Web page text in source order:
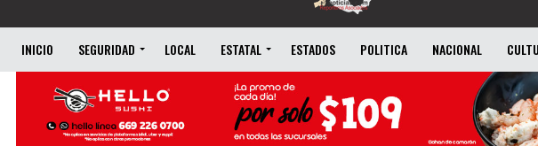
INICIO SEGURIDAD LOCAL ESTATAL ESTADOS POLITICA NACIONAL